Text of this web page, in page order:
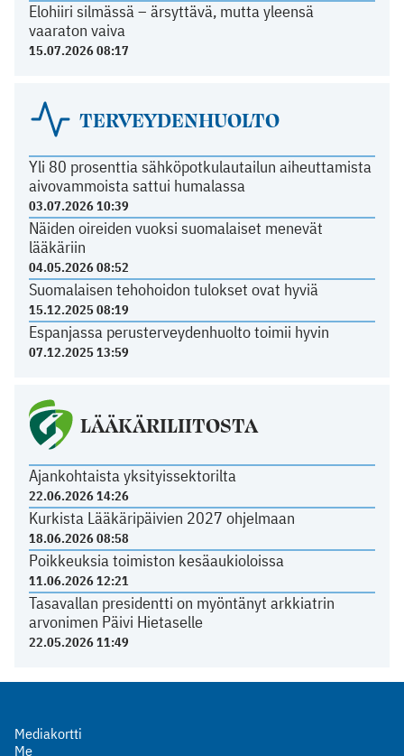
Elohiiri silmässä – ärsyttävä, mutta yleensä
vaaraton vaiva
15.07.2026 08:17
TERVEYDENHUOLTO
Yli 80 prosenttia sähköpotkulautailun aiheuttamista
aivovammoista sattui humalassa
03.07.2026 10:39
Näiden oireiden vuoksi suomalaiset menevät
lääkäriin
04.05.2026 08:52
Suomalaisen tehohoidon tulokset ovat hyviä
15.12.2025 08:19
Espanjassa perusterveydenhuolto toimii hyvin
07.12.2025 13:59
LÄÄKÄRILIITOSTA
Ajankohtaista yksityissektorilta
22.06.2026 14:26
Kurkista Lääkäripäivien 2027 ohjelmaan
18.06.2026 08:58
Poikkeuksia toimiston kesäaukioloissa
11.06.2026 12:21
Tasavallan presidentti on myöntänyt arkkiatrin
arvonimen Päivi Hietaselle
22.05.2026 11:49
Mediakortti
Me